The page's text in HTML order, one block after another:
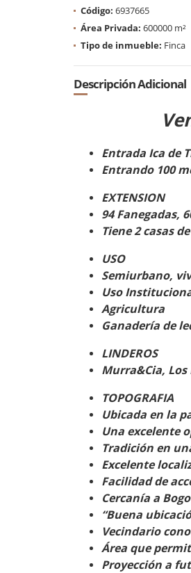
Código: 6937665
Área Privada: 600000 m²
Tipo de inmueble: Finca
Descripción Adicional
Entrada Ica de
Entrando 100
EXTENSION
94 Fanegadas,
Tiene 2 casas
USO
Semiurbano,
Uso
Agricultura
Ganadería de
LINDEROS
Murra&Cia, Los
TOPOGRAFIA
Ubicada en la
Una excelente
Tradición en
Excelente
Facilidad de
Cercanía a
“Buena
Vecindario
Área que
Proyección a